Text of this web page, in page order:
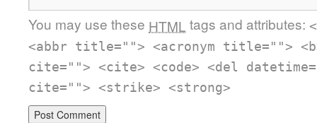
You may use these HTML tags and attributes:
<abbr title=""> <acronym title="">
cite=""> <cite> <code> <del
cite=""> <strike> <strong>